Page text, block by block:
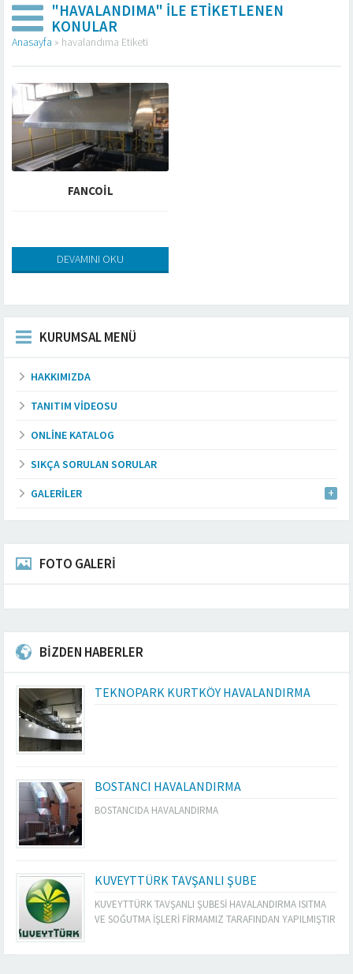
"HAVALANDIMA" ILE ETIKETLENEN
KONULAR
Anasayfa » havalandıma Etiketi
FANCOIL
DEVAMINI OKU
KURUMSAL MENÜ
HAKKIMIZDA
TANITIM VIDEOSU
ONLINE KATALOG
SIKÇA SORULAN SORULAR
GALERILER
FOTO GALERİ
BİZDEN HABERLER
TEKNOPARK KURTKÖY HAVALANDIRMA
BOSTANCI HAVALANDIRMA
BOSTANCIDA HAVALANDIRMA
KUVEYTTÜRK TAVŞANLI ŞUBE
KUVEYTTÜRK TAVŞANLI ŞUBESİ HAVALANDIRMA ISITMA
VE SOĞUTMA İŞLERİ FİRMAMIZ TARAFINDAN YAPILMIŞTIR